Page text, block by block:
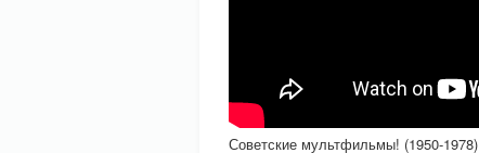
Советские мультфильмы! (1950-1978)